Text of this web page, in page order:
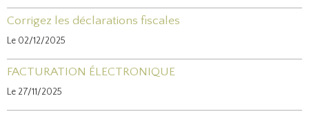
Corrigez les déclarations fiscales
Le 02/12/2025
FACTURATION ÉLECTRONIQUE
Le 27/11/2025